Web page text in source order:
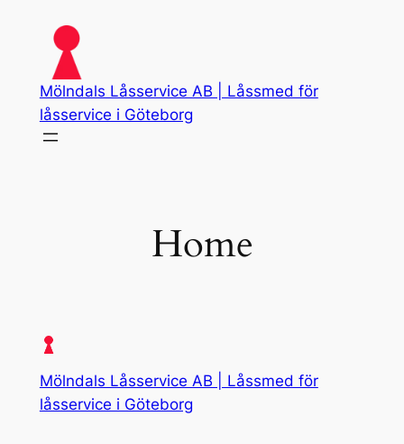
content
Mölndals Låsservice AB | Låssmed för
låsservice i Göteborg
Home
Mölndals Låsservice AB | Låssmed för
låsservice i Göteborg